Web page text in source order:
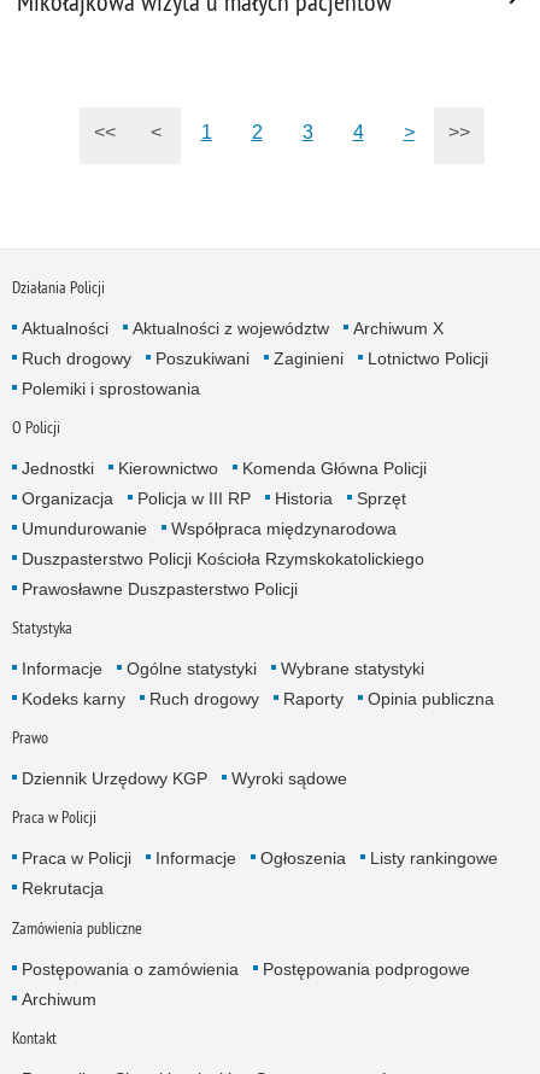
<< < 1 2 3 4 > >>
Działania Policji
Aktualności Aktualności z województw
Archiwum X
Ruch drogowy
Poszukiwani Zaginieni
Lotnictwo Policji
Polemiki i sprostowania
O Policji
Jednostki Kierownictwo
Komenda Główna Policji
Organizacja
Policja w III RP Historia
Sprzęt
Umundurowanie
Współpraca międzynarodowa
Duszpasterstwo Policji Kościoła Rzymskokatolickiego
Prawosławne Duszpasterstwo Policji
Statystyka
Informacje Ogólne statystyki
Wybrane statystyki
Kodeks karny
Ruch drogowy Raporty Opinia publiczna
Prawo
Dziennik Urzędowy KGP Wyroki sądowe
Praca w Policji
Praca w Policji Informacje Ogłoszenia
Listy rankingowe
Rekrutacja
Zamówienia publiczne
Postępowania o zamówienia
Postępowania podprogowe
Archiwum
Kontakt